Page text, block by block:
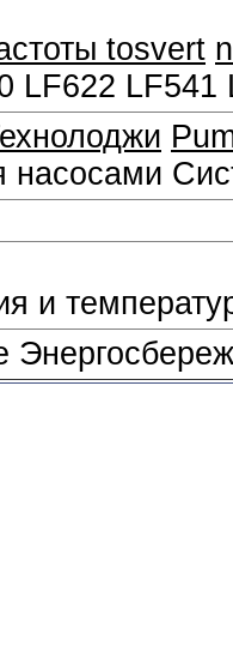
tosvert
LF622 LF541
и